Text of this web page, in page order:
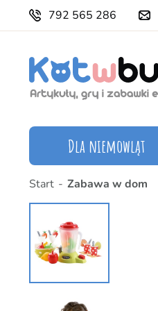
792 565 286
Dla niemowląt
Start Zabawa w dom